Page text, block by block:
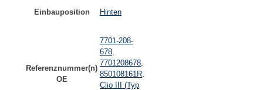
Einbauposition Hinten
Referenznummer(n)
OE
7701-208-
678
7701208678
850108161R
Clio III (Typ